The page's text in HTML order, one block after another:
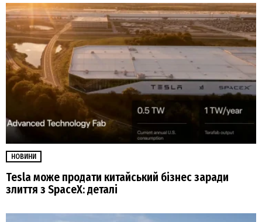
НОВИНИ
Tesla може продати китайський бізнес заради
злиття з SpaceX: деталі